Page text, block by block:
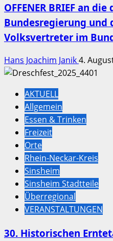
OFFENER BRIEF an
Bundesregierung und
Volksvertreter im
Hans Joachim Janik4.
AKTUELL
Allgemein
Essen & Trinken
Freizeit
Orte
Rhein-Neckar-Kreis
Sinsheim
Sinsheim Stadtteile
Überregional
VERANSTALTUNGEN
30. Historischen